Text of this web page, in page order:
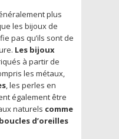
plus
les bijoux de
pas qu’ils sont de
Les bijoux
à partir de
les métaux,
, les perles en
également être
naturels comme
d’oreilles